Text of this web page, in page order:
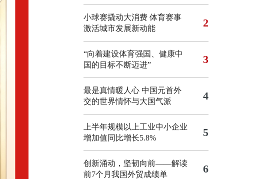
小球赛撬动大消费 体育赛事
激活城市发展新动能
2
“向着建设体育强国、健康中
国的目标不断迈进”
3
最是真情暖人心 中国元首外
交的世界情怀与大国气派
4
上半年规模以上工业中小企业
增加值同比增长5.8%
5
创新涌动，坚韧向前——解读
前7个月我国外贸成绩单
6